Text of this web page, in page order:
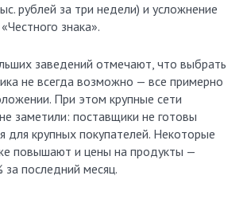
рублей за три недели) и усложнение
знака».
заведений отмечают, что выбрать
не всегда возможно — все примерно
При этом крупные сети
заметили: поставщики не готовы
для крупных покупателей. Некоторые
повышают и цены на продукты —
последний месяц.